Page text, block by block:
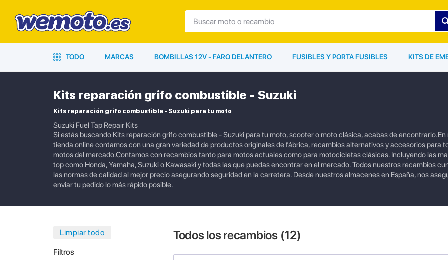
TODO MARCAS BOMBILLAS 12V - FARO DELANTERO FUSIBLES Y PORTA FUSIBLES KITS DE
Kits reparación grifo combustible - Suzuki
Kits reparación grifo combustible - Suzuki para tu moto
Suzuki Fuel Tap Repair Kits
Si estás buscando Kits reparación grifo combustible - Suzuki para tu moto, scooter o moto clásica, acabas de encontrarlo.En
tienda online contamos con una gran variedad de productos originales de fábrica, recambios alternativos y accesorios para
motos del mercado.Contamos con recambios tanto para motos actuales como para motocicletas clásicas. Incluyendo las
top como Honda, Yamaha, Suzuki o Kawasaki y todas las que puedas encontrar en el mercado. Todos nuestros recambios
las normas de calidad al mejor precio asegurando seguridad en la carretera. Desde nuestros almacenes en España, nos
enviar tu pedido lo más rápido posible.
Filtros
Todos los recambios (12)